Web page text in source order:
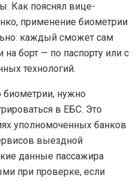
Как пояснял вице-
применение биометрии
каждый сможет сам
борт — по паспорту или с
технологий.
биометрии, нужно
в ЕБС. Это
уполномоченных банков
выездной
данные пассажира
при проверке, если